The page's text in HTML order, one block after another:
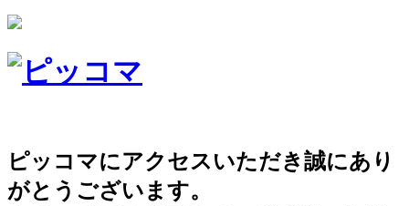
ピッコマにアクセスいただき誠にあり
がとうございます。